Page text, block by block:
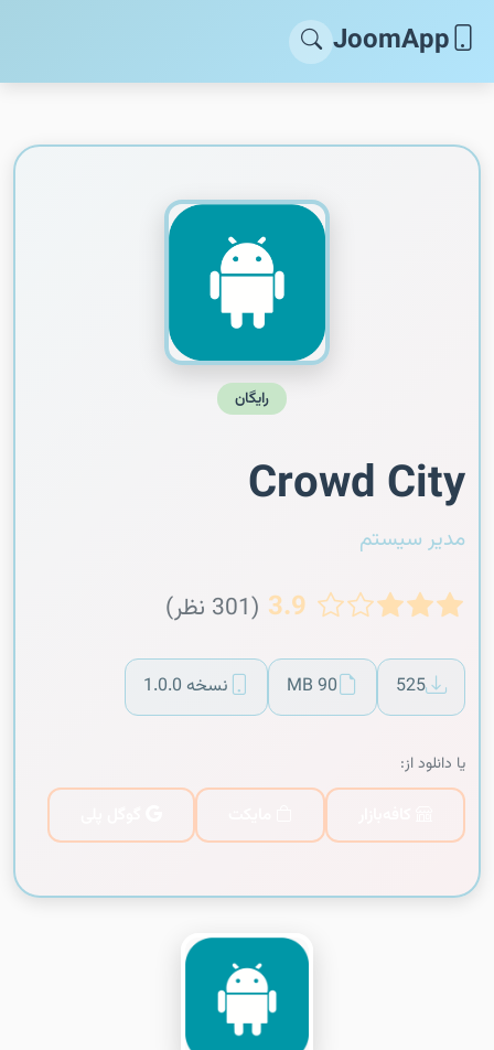
JoomApp
رایگان
Crowd City
مدیر سیستم
3.9 (301 نظر)
525
90 MB نسخه 1.0.0
یا دانلود از: